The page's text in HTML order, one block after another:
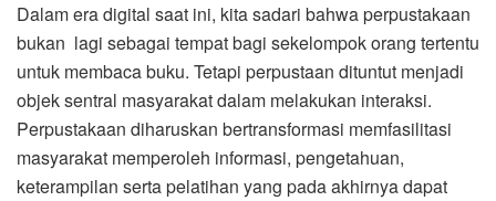
Dalam era digital saat ini, kita sadari bahwa perpustakaan
bukan lagi sebagai tempat bagi sekelompok orang tertentu
untuk membaca buku. Tetapi perpustaan dituntut menjadi
objek sentral masyarakat dalam melakukan interaksi.
Perpustakaan diharuskan bertransformasi memfasilitasi
masyarakat memperoleh informasi, pengetahuan,
keterampilan serta pelatihan yang pada akhirnya dapat